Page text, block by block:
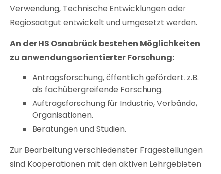
Verwendung, Technische Entwicklungen oder
Regiosaatgut entwickelt und umgesetzt werden.
An der HS Osnabrück bestehen Möglichkeiten
zu anwendungsorientierter Forschung:
Antragsforschung, öffentlich gefördert, z.B.
als fachübergreifende Forschung.
Auftragsforschung für Industrie, Verbände,
Organisationen.
Beratungen und Studien.
Zur Bearbeitung verschiedenster Fragestellungen
sind Kooperationen mit den aktiven Lehrgebieten